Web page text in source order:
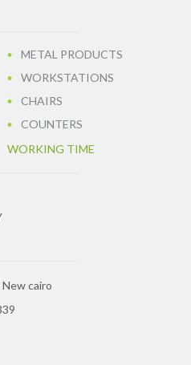
METAL PRODUCTS
WORKSTATIONS
CHAIRS
COUNTERS
WORKING TIME
cairo